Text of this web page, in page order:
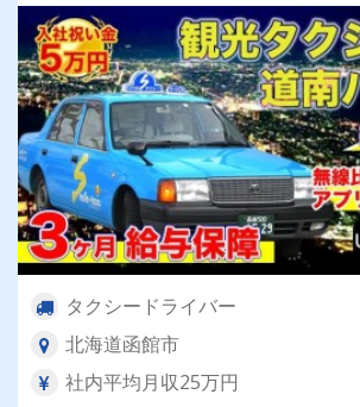
タクシードライバー
北海道函館市
社内平均月収25万円